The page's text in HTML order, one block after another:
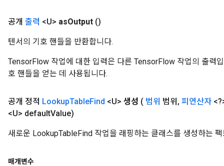
공개 출력 <U> asOutput ()
텐서의 기호 핸들을 반환합니다.
TensorFlow 작업에 대한 입력은 다른 TensorFlow 작업의 출력
호 핸들을 얻는 데 사용됩니다.
공개 정적 LookupTableFind <U> 생성 ( 범위 범위 , 피연산자
<U> defaultValue)
새로운 LookupTableFind 작업을 래핑하는 클래스를 생성하는
매개변수